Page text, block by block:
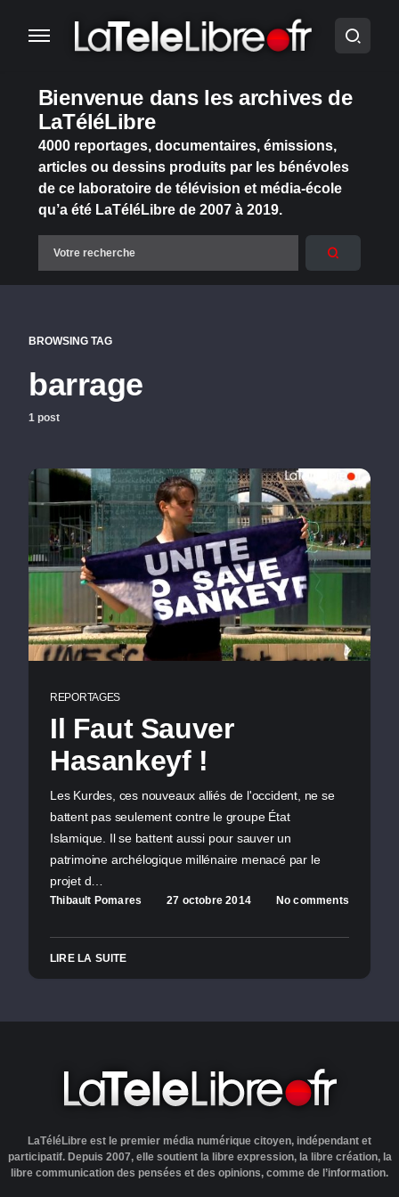
Bienvenue dans les archives de
LaTéléLibre
4000 reportages, documentaires, émissions,
articles ou dessins produits par les bénévoles
de ce laboratoire de télévision et média-école
qu’a été LaTéléLibre de 2007 à 2019.
BROWSING TAG
barrage
1 post
REPORTAGES
Il Faut Sauver
Hasankeyf !
Les Kurdes, ces nouveaux alliés de l'occident, ne se
battent pas seulement contre le groupe État
Islamique. Il se battent aussi pour sauver un
patrimoine archélogique millénaire menacé par le
projet d…
Thibault Pomares 27 octobre 2014 No comments
LIRE LA SUITE
LaTéléLibre est le premier média numérique citoyen, indépendant et
participatif. Depuis 2007, elle soutient la libre expression, la libre création, la
libre communication des pensées et des opinions, comme de l’information.